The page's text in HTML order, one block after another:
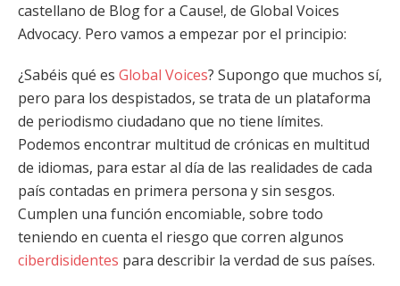
castellano de Blog for a Cause!, de Global Voices
Advocacy. Pero vamos a empezar por el principio:
¿Sabéis qué es Global Voices? Supongo que muchos sí,
pero para los despistados, se trata de un plataforma
de periodismo ciudadano que no tiene límites.
Podemos encontrar multitud de crónicas en multitud
de idiomas, para estar al día de las realidades de cada
país contadas en primera persona y sin sesgos.
Cumplen una función encomiable, sobre todo
teniendo en cuenta el riesgo que corren algunos
ciberdisidentes para describir la verdad de sus países.